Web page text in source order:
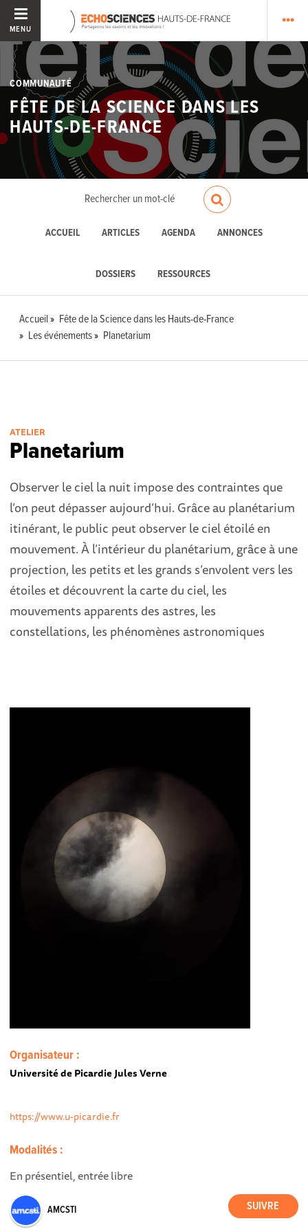
MENU
COMMUNAUTÉ
FÊTE DE LA SCIENCE DANS LES
HAUTS-DE-FRANCE
ACCUEIL ARTICLES AGENDA ANNONCES
DOSSIERS RESSOURCES
Accueil
Fête de la Science dans les Hauts-de-France
Les événements
Planetarium
ATELIER
Planetarium
Observer le ciel la nuit impose des contraintes que
l’on peut dépasser aujourd’hui. Grâce au planétarium
itinérant, le public peut observer le ciel étoilé en
mouvement. À l’intérieur du planétarium, grâce à une
projection, les petits et les grands s’envolent vers les
étoiles et découvrent la carte du ciel, les
mouvements apparents des astres, les
constellations, les phénomènes astronomiques
Organisateur :
Université de Picardie Jules Verne
https://www.u-picardie.fr
Modalités :
En présentiel, entrée libre
AMCSTI